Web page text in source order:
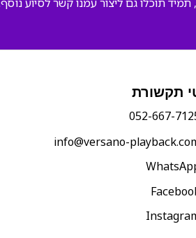
תקשורת
052-667-
‫info@versano-